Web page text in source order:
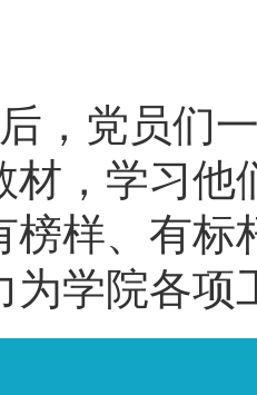
党员们一
材，学习他
榜样、有
为学院各项